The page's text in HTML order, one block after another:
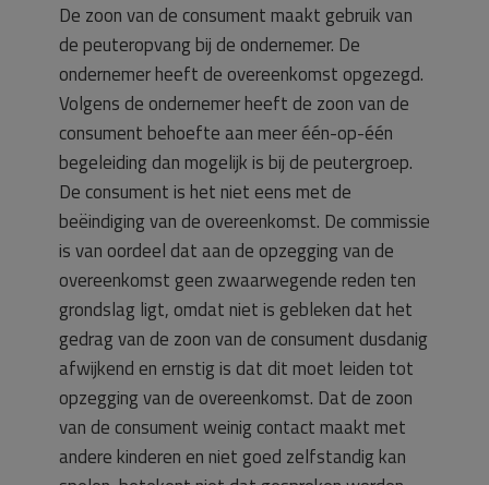
De zoon van de consument maakt gebruik van
de peuteropvang bij de ondernemer. De
ondernemer heeft de overeenkomst opgezegd.
Volgens de ondernemer heeft de zoon van de
consument behoefte aan meer één-op-één
begeleiding dan mogelijk is bij de peutergroep.
De consument is het niet eens met de
beëindiging van de overeenkomst. De commissie
is van oordeel dat aan de opzegging van de
overeenkomst geen zwaarwegende reden ten
grondslag ligt, omdat niet is gebleken dat het
gedrag van de zoon van de consument dusdanig
afwijkend en ernstig is dat dit moet leiden tot
opzegging van de overeenkomst. Dat de zoon
van de consument weinig contact maakt met
andere kinderen en niet goed zelfstandig kan